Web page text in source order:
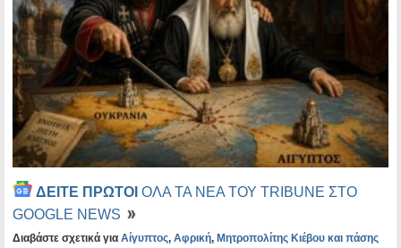
ΔΕΙΤΕ ΠΡΩΤΟΙ ΟΛΑ ΤΑ ΝΕΑ ΤΟΥ TRIBUNE ΣΤΟ
GOOGLE NEWS
Διαβάστε σχετικά για Αίγυπτος, Αφρική, Μητροπολίτης Κιέβου και πάσης